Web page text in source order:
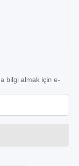
bilgi almak için e-